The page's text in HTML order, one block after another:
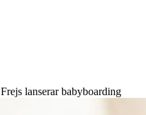
lanserar babyboarding